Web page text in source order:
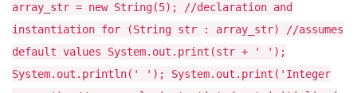
array_str = new String(5); //declaration and
instantiation for (String str : array_str) //assumes
default values System.out.print(str + ' ');
System.out.println(' '); System.out.print('Integer